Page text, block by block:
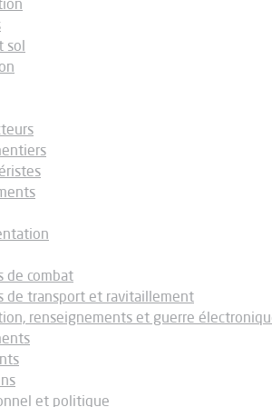
sol
de combat
de transport et ravitaillement
renseignements et guerre
et politique